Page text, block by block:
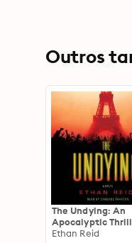
Outros
The Undying: An
Apocalyptic
Ethan Reid